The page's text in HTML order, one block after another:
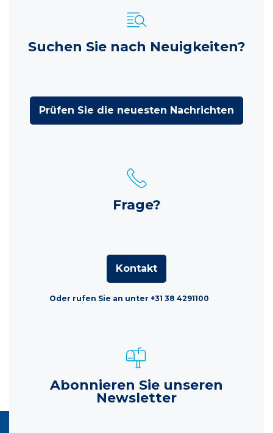
Suchen Sie nach Neuigkeiten?
Prüfen Sie die neuesten Nachrichten
Frage?
Kontakt
Oder rufen Sie an unter +31 38 4291100
Abonnieren Sie unseren
Newsletter